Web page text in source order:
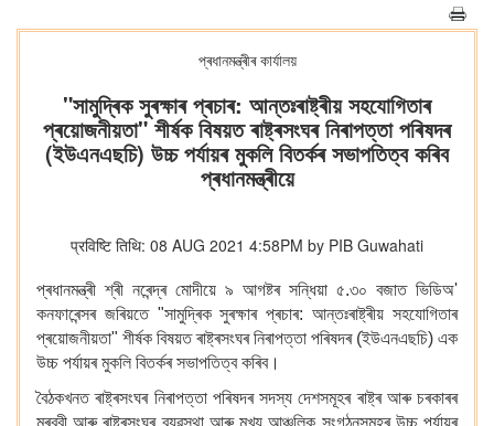
প্ৰধানমন্ত্ৰীৰ কাৰ্যালয়
"সামুদ্ৰিক সুৰক্ষাৰ প্ৰচাৰ: আন্তঃৰাষ্ট্ৰীয় সহযোগিতাৰ
প্ৰয়োজনীয়তা" শীৰ্ষক বিষয়ত ৰাষ্ট্ৰসংঘৰ নিৰাপত্তা পৰিষদৰ
(ইউএনএছচি) উচ্চ পৰ্যায়ৰ মুকলি বিতৰ্কৰ সভাপতিত্ব কৰিব
প্ৰধানমন্ত্ৰীয়ে
प्रविष्टि तिथि: 08 AUG 2021 4:58PM by PIB Guwahati
প্ৰধানমন্ত্ৰী শ্ৰী নৰেন্দ্ৰ মোদীয়ে ৯ আগষ্টৰ সন্ধিয়া ৫.৩০ বজাত ভিডিঅ'
কনফাৰেন্সৰ জৰিয়তে "সামুদ্ৰিক সুৰক্ষাৰ প্ৰচাৰ: আন্তঃৰাষ্ট্ৰীয় সহযোগিতাৰ
প্ৰয়োজনীয়তা" শীৰ্ষক বিষয়ত ৰাষ্ট্ৰসংঘৰ নিৰাপত্তা পৰিষদৰ (ইউএনএছচি) এক
উচ্চ পৰ্যায়ৰ মুকলি বিতৰ্কৰ সভাপতিত্ব কৰিব।
বৈঠকখনত ৰাষ্ট্ৰসংঘৰ নিৰাপত্তা পৰিষদৰ সদস্য দেশসমূহৰ ৰাষ্ট্ৰ আৰু চৰকাৰৰ
মুৰব্বী আৰু ৰাষ্ট্ৰসংঘৰ ব্যৱস্থা আৰু মুখ্য আঞ্চলিক সংগঠনসমূহৰ উচ্চ পৰ্যায়ৰ